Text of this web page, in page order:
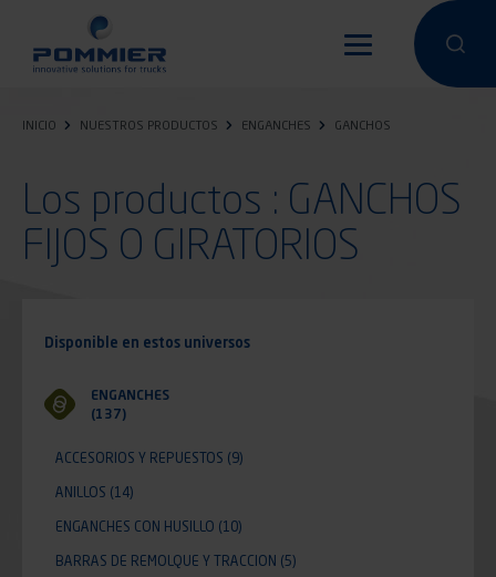
contenido
Hacer una
INICIO NUESTROS PRODUCTOS ENGANCHES GANCHOS
Los productos : GANCHOS
FIJOS O GIRATORIOS
Disponible en estos universos
ENGANCHES
(137)
ACCESORIOS Y REPUESTOS (9)
ANILLOS (14)
ENGANCHES CON HUSILLO (10)
BARRAS DE REMOLQUE Y TRACCION (5)